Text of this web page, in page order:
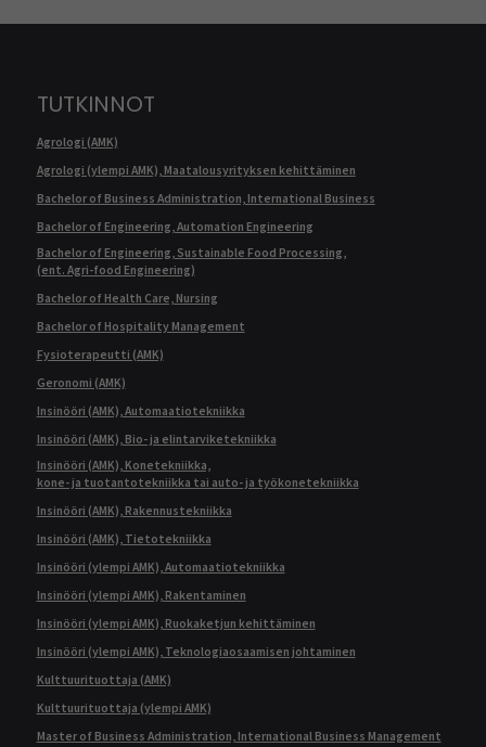
TUTKINNOT
Agrologi (AMK)
Agrologi (ylempi AMK), Maatalousyrityksen kehittäminen
Bachelor of Business Administration, International Business
Bachelor of Engineering, Automation Engineering
Bachelor of Engineering, Sustainable Food Processing,
(ent. Agri-food Engineering)
Bachelor of Health Care, Nursing
Bachelor of Hospitality Management
Fysioterapeutti (AMK)
Geronomi (AMK)
Insinööri (AMK), Automaatiotekniikka
Insinööri (AMK), Bio- ja elintarviketekniikka
Insinööri (AMK), Konetekniikka,
kone- ja tuotantotekniikka tai auto- ja työkonetekniikka
Insinööri (AMK), Rakennustekniikka
Insinööri (AMK), Tietotekniikka
Insinööri (ylempi AMK), Automaatiotekniikka
Insinööri (ylempi AMK), Rakentaminen
Insinööri (ylempi AMK), Ruokaketjun kehittäminen
Insinööri (ylempi AMK), Teknologiaosaamisen johtaminen
Kulttuurituottaja (AMK)
Kulttuurituottaja (ylempi AMK)
Master of Business Administration, International Business Management